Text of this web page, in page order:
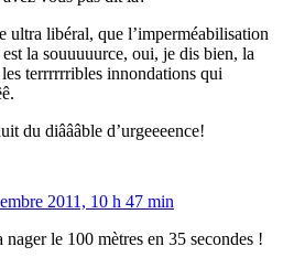
ultra libéral, que l’imperméabilisation
est la souuuuurce, oui, je dis bien, la
terrrrrribles innondations qui
du diâââble d’urgeeeence!
2011, 10 h 47 min
le 100 mètres en 35 secondes !